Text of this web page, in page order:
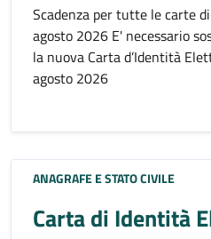
Scadenza per tutte le carte
agosto 2026 E' necessario
la nuova Carta d’Identità
agosto 2026
ANAGRAFE E STATO CIVILE
Carta di Identità